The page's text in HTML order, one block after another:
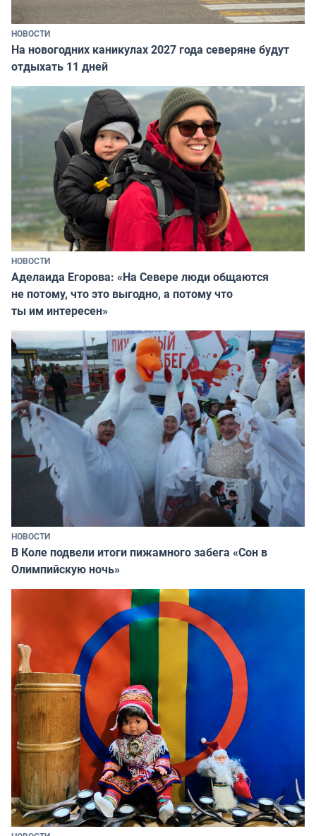
НОВОСТИ
На новогодних каникулах 2027 года северяне будут
отдыхать 11 дней
НОВОСТИ
Аделаида Егорова: «На Севере люди общаются
не потому, что это выгодно, а потому что
ты им интересен»
НОВОСТИ
В Коле подвели итоги пижамного забега «Сон в
Олимпийскую ночь»